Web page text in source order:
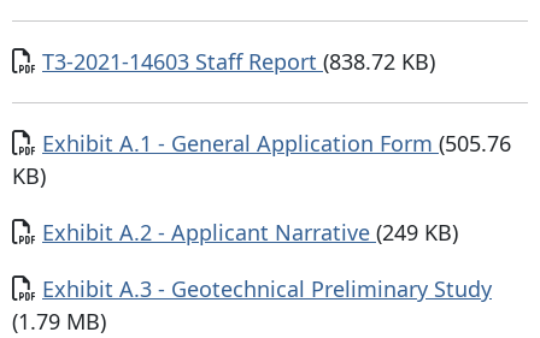
Documento
T3-2021-14603 Staff Report (838.72 KB)
Documento
Exhibit A.1 - General Application Form (505.76
KB)
Documento
Exhibit A.2 - Applicant Narrative (249 KB)
Documento
Exhibit A.3 - Geotechnical Preliminary Study
(1.79 MB)